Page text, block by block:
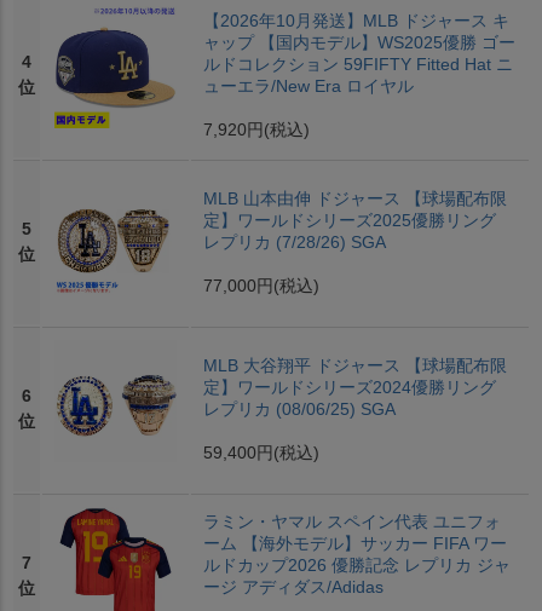
4
位
【2026年10月発送】MLB ドジャース キ
ャップ 【国内モデル】WS2025優勝 ゴー
ルドコレクション 59FIFTY Fitted Hat ニ
ューエラ/New Era ロイヤル
7,920円 (税込)
5
位
MLB 山本由伸 ドジャース 【球場配布限
定】ワールドシリーズ2025優勝リング
レプリカ (7/28/26) SGA
77,000円 (税込)
6
位
MLB 大谷翔平 ドジャース 【球場配布限
定】ワールドシリーズ2024優勝リング
レプリカ (08/06/25) SGA
59,400円 (税込)
7
位
ラミン・ヤマル スペイン代表 ユニフォ
ーム 【海外モデル】サッカー FIFA ワー
ルドカップ2026 優勝記念 レプリカ ジャ
ージ アディダス/Adidas